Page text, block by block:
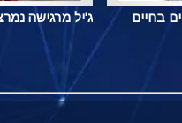
בחיים ג'יל מרגישה